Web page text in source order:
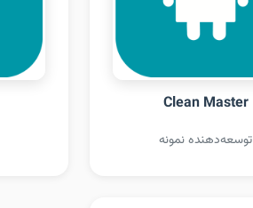
Clean Master
توسعه‌دهنده نمونه